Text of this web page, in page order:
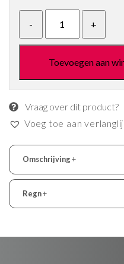
Toevoegen aan
Vraag over dit product?
Voeg toe aan
Omschrijving+
Regn+